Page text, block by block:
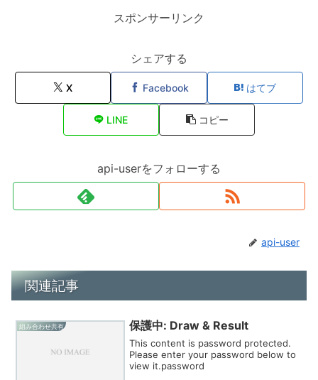
スポンサーリンク
シェアする
X Facebook はてブ
LINE コピー
api-userをフォローする
api-user
関連記事
組み合わせ共有 保護中: Draw & Result
This content is password protected.
Please enter your password below to
view it.password